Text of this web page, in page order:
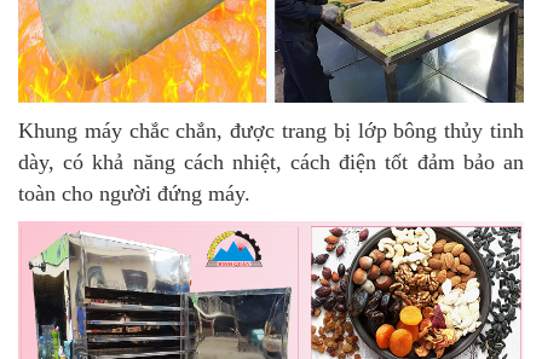
Khung máy chắc chắn, được trang bị lớp bông thủy tinh
dày, có khả năng cách nhiệt, cách điện tốt đảm bảo an
toàn cho người đứng máy.